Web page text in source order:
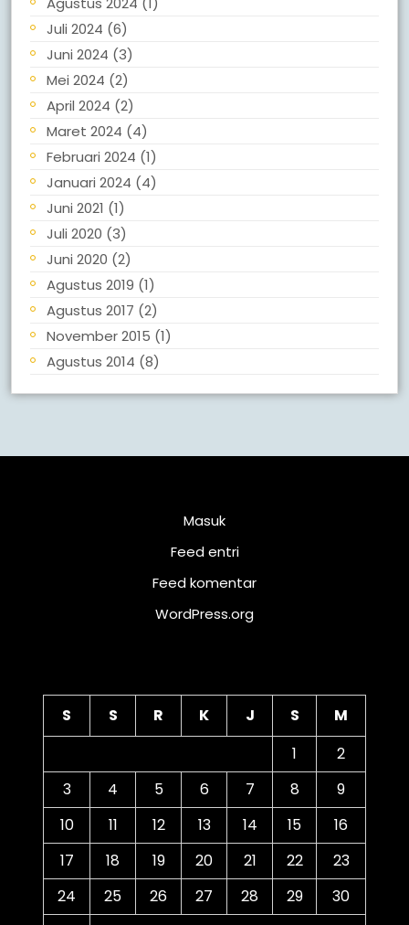
Juli 2024 (6)
Juni 2024 (3)
Mei 2024 (2)
April 2024 (2)
Maret 2024 (4)
Februari 2024 (1)
Januari 2024 (4)
Juni 2021 (1)
Juli 2020 (3)
Juni 2020 (2)
Agustus 2019 (1)
Agustus 2017 (2)
November 2015 (1)
Agustus 2014 (8)
Masuk
Feed entri
Feed komentar
WordPress.org
S S R K J S
M
1
2
3
4 5 6 7 8
9
10
11 12 13 14 15
16
17
18 19 20 21 22
23
24
25 26 27 28 29
30